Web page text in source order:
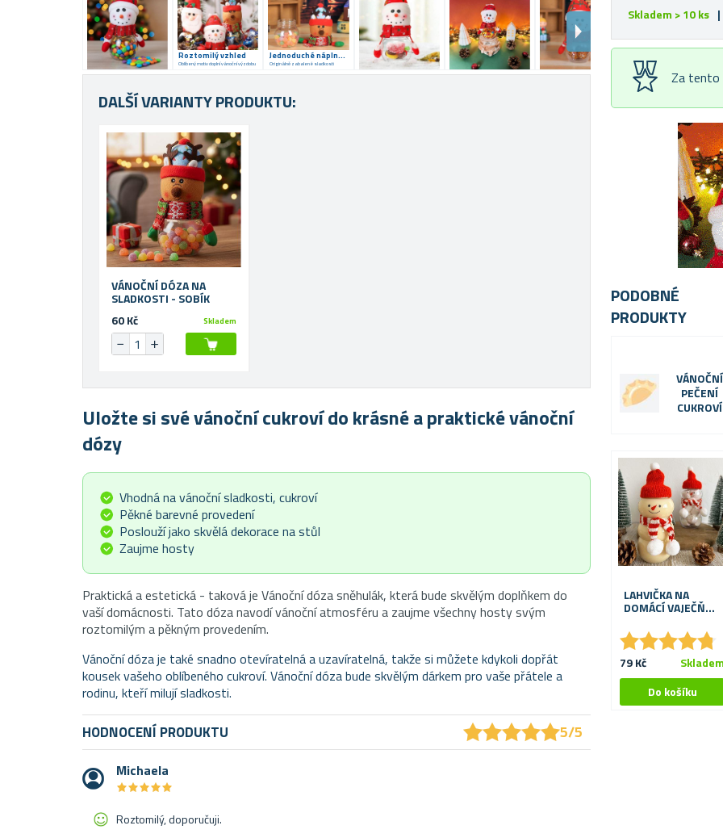
Roztomilý vzhled
Oblíbený motiv doplní vánoční výzdobu
Jednoduché náplnění
Originálně zabalené sladkosti
Skladem > 10 ks
Za tento
DALŠÍ VARIANTY PRODUKTU:
VÁNOČNÍ DÓZA NA
SLADKOSTI - SOBÍK
60 Kč
Skladem
Uložte si své vánoční cukroví do krásné a praktické vánoční
dózy
Vhodná na vánoční sladkosti, cukroví
Pěkné barevné provedení
Poslouží jako skvělá dekorace na stůl
Zaujme hosty
Praktická a estetická - taková je Vánoční dóza sněhulák, která bude skvělým doplňkem do
vaší domácnosti. Tato dóza navodí vánoční atmosféru a zaujme všechny hosty svým
roztomilým a pěkným provedením.
Vánoční dóza je také snadno otevíratelná a uzavíratelná, takže si můžete kdykoli dopřát
kousek vašeho oblíbeného cukroví. Vánoční dóza bude skvělým dárkem pro vaše přátele a
rodinu, kteří milují sladkosti.
PODOBNÉ
PRODUKTY
VÁNOČNÍ
PEČENÍ
CUKROVÍ
LAHVIČKA NA
DOMÁCÍ VAJEČŇÁK
★★★★★
★★★★★
79 Kč
HODNOCENÍ PRODUKTU ★★★★★
★★★★★5/5
Michaela
★★★★★
★★★★★
Roztomilý, doporučuji.